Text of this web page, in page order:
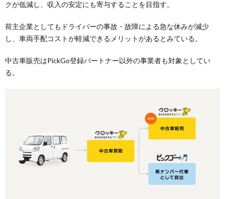
クが低減し、収入の安定にも寄与することを目指す。
荷主企業としてもドライバーの事故・故障による急な休みが減少
し、車両手配コストが軽減できるメリットがあるとみている。
中古車販売はPickGo登録パートナー以外の事業者も対象としてい
る。